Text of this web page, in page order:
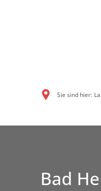
Sie sind hier:
Bad